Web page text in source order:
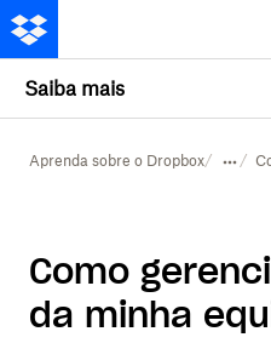
Saiba mais
Aprenda sobre o Dropbox
Como
da minha